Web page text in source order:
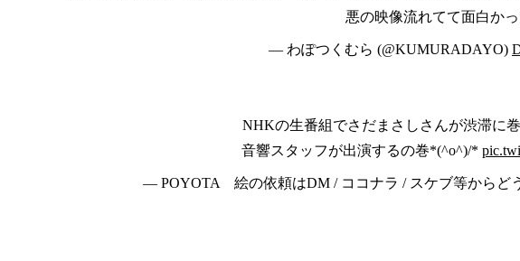
悪の映像流れてて面白か
— わぽつくむら (@KUMURADAYO)
NHKの生番組でさだまさしさんが渋滞に
音響スタッフが出演するの巻*(^o^)/*
— POYOTA 絵の依頼はDM / ココナラ / スケブ等からど